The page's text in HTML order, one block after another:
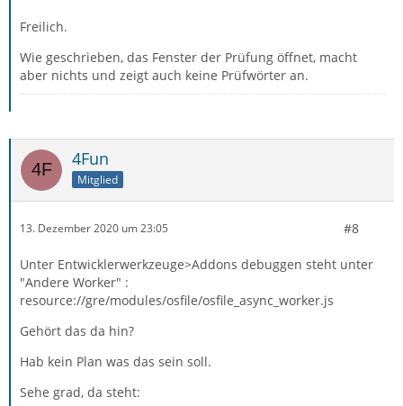
Freilich.
Wie geschrieben, das Fenster der Prüfung öffnet, macht
aber nichts und zeigt auch keine Prüfwörter an.
4Fun
Mitglied
13. Dezember 2020 um 23:05 #8
Unter Entwicklerwerkzeuge>Addons debuggen steht unter
"Andere Worker" :
resource://gre/modules/osfile/osfile_async_worker.js
Gehört das da hin?
Hab kein Plan was das sein soll.
Sehe grad, da steht: